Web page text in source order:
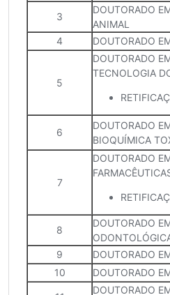
Banco Central do Brasil